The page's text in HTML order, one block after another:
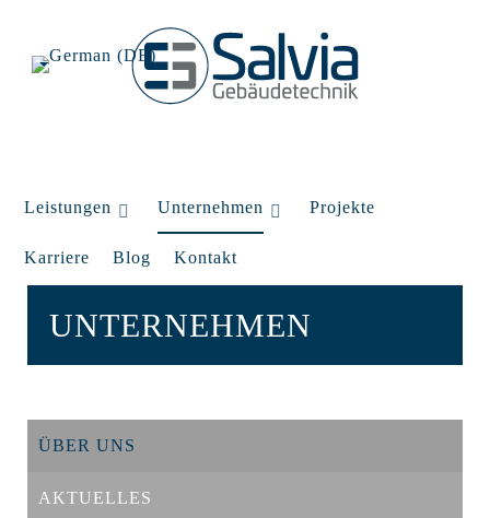
Leistungen Unternehmen Projekte
Karriere Blog Kontakt
UNTERNEHMEN
ÜBER UNS
AKTUELLES